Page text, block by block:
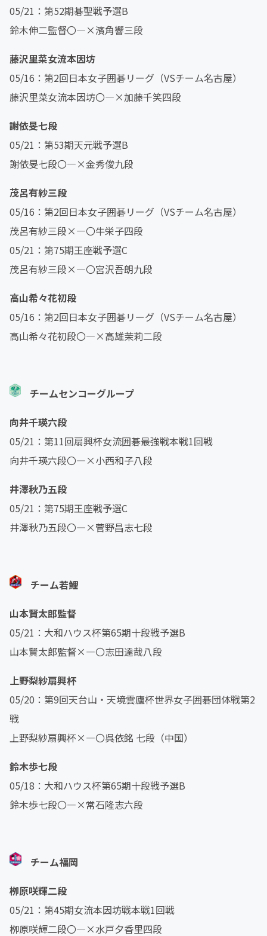
05/21：第52期碁聖戦予選B
鈴木伸二監督〇―×濱角響三段
藤沢里菜女流本因坊
05/16：第2回日本女子囲碁リーグ（VSチーム名古屋）
藤沢里菜女流本因坊〇―×加藤千笑四段
謝依旻七段
05/21：第53期天元戦予選B
謝依旻七段〇―×金秀俊九段
茂呂有紗三段
05/16：第2回日本女子囲碁リーグ（VSチーム名古屋）
茂呂有紗三段×―〇牛栄子四段
05/21：第75期王座戦予選C
茂呂有紗三段×―〇宮沢吾朗九段
高山希々花初段
05/16：第2回日本女子囲碁リーグ（VSチーム名古屋）
高山希々花初段〇―×高雄茉莉二段
チームセンコーグループ
向井千瑛六段
05/21：第11回扇興杯女流囲碁最強戦本戦1回戦
向井千瑛六段〇―×小西和子八段
井澤秋乃五段
05/21：第75期王座戦予選C
井澤秋乃五段〇―×菅野昌志七段
チーム若鯉
山本賢太郎監督
05/21：大和ハウス杯第65期十段戦予選B
山本賢太郎監督×―〇志田達哉八段
上野梨紗扇興杯
05/20：第9回天台山・天境雲廬杯世界女子囲碁団体戦第2
戦
上野梨紗扇興杯×―〇呉依銘 七段（中国）
鈴木歩七段
05/18：大和ハウス杯第65期十段戦予選B
鈴木歩七段〇―×常石隆志六段
チーム福岡
栁原咲輝二段
05/21：第45期女流本因坊戦本戦1回戦
栁原咲輝二段〇―×水戸夕香里四段